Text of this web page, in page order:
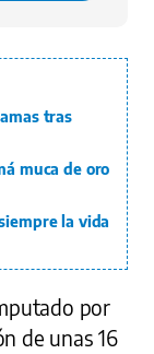
tras
muca de oro
la vida
por
de unas 16